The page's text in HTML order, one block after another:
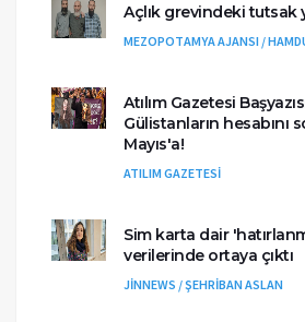
Açlık grevindeki tutsak
MEZOPOTAMYA AJANSI /
Atılım Gazetesi
Gülistanların hesabını
Mayıs'a!
ATILIM GAZETESİ
Sim karta dair
verilerinde ortaya çıktı
JİNNEWS / ŞEHRİBAN ASLAN